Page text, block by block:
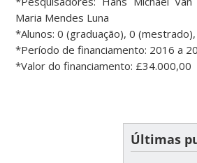
Maria Mendes Luna
*Alunos: 0 (graduação), 0
*Período de financiamento: 2016 a
*Valor do financiamento: £34.000,00
Últimas